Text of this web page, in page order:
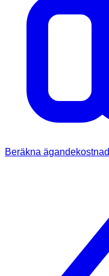
Beräkna ägandekostnad